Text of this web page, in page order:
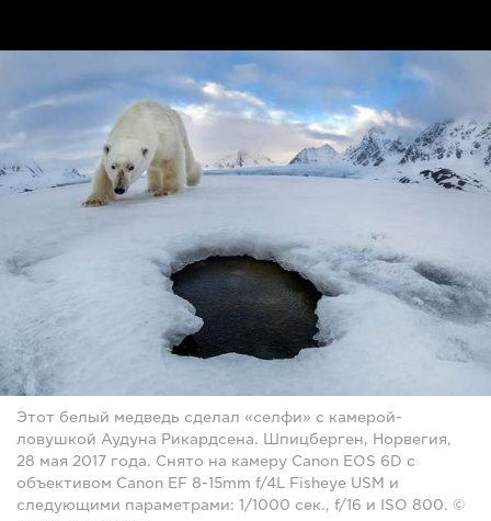
Этот белый медведь сделал «селфи» с камерой-
ловушкой Аудуна Рикардсена. Шпицберген, Норвегия,
28 мая 2017 года. Снято на камеру Canon EOS 6D с
объективом Canon EF 8-15mm f/4L Fisheye USM и
следующими параметрами: 1/1000 сек., f/16 и ISO 800. ©